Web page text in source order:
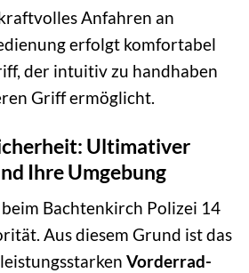
Anfahren an
erfolgt komfortabel
der intuitiv zu handhaben
Griff ermöglicht.
Ultimativer
Ihre Umgebung
Bachtenkirch Polizei 14
Aus diesem Grund ist das
Vorderrad-